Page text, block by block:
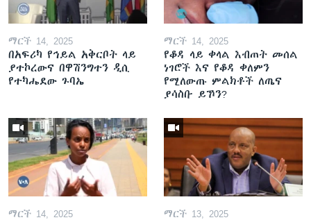
ማርች 14, 2025
በአፍሪካ የኅይል አቅርቦት ላይ
ያተኮረውና በዋሽንግተን ዲሲ
የተካሔደው ጉባኤ
ማርች 14, 2025
የቆዳ ላይ ቀላል እብጠት መሰል
ነገሮች እና የቆዳ ቀለምን
የሚለውጡ ምልክቶች ለጤና
ያሳስቡ ይኾን?
ማርች 14, 2025 ማርች 13, 2025